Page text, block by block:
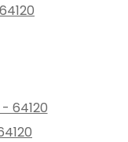
64120